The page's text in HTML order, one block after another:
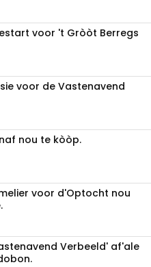
voor 't Gròòt Berregs
voor de Vastenavend
nou te kòòp.
voor d'Optocht nou
Verbeeld' af'ale